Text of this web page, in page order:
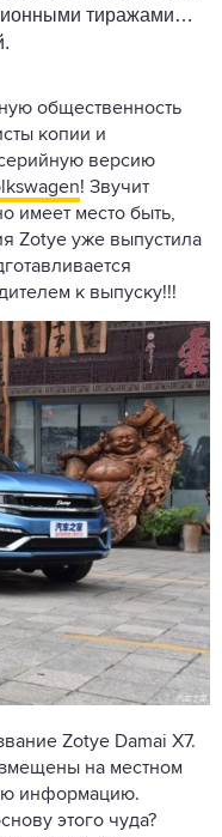
тиражами…
общественность
копии и
версию
! Звучит
имеет место быть,
Zotye уже выпустила
к выпуску!!!
Zotye Damai X7.
на местном
информацию.
этого чуда?